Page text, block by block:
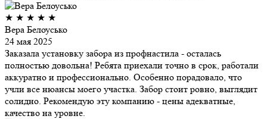
★ ★ ★ ★ ★
Вера Белоусько
24 мая 2025
Заказала установку забора из профнастила - осталась
полностью довольна! Ребята приехали точно в срок, работали
аккуратно и профессионально. Особенно порадовало, что
учли все нюансы моего участка. Забор стоит ровно, выглядит
солидно. Рекомендую эту компанию - цены адекватные,
качество на уровне.